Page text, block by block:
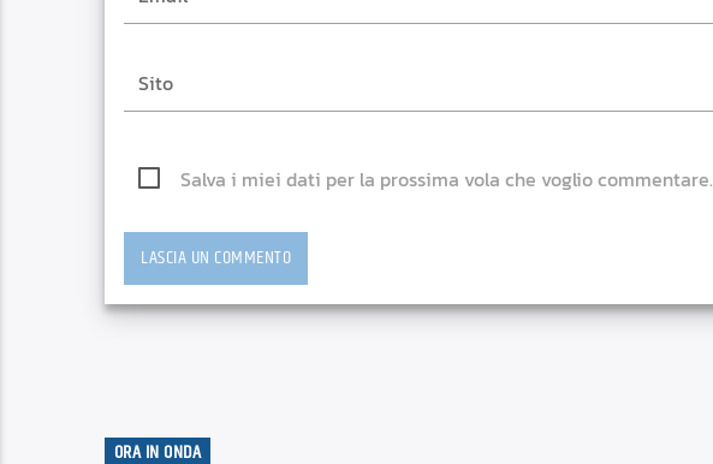
Salva i miei dati per la prossima vola che voglio commentare.
ORA IN ONDA